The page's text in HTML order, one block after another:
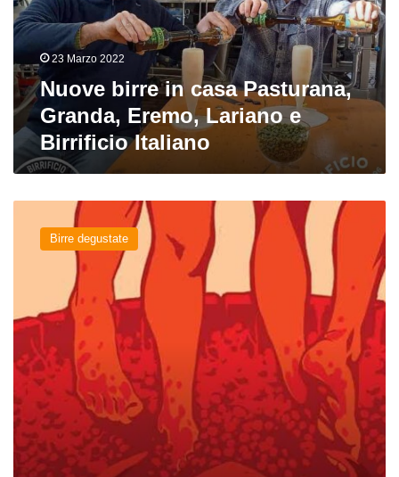
Granda,
Eremo,
Lariano
e
Birrificio
Italiano
23 Marzo 2022
Nuove birre in casa Pasturana,
Granda, Eremo, Lariano e
Birrificio Italiano
Klanbarrique
Marzarimen
Birre degustate